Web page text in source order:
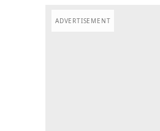
ADVERTISEMENT